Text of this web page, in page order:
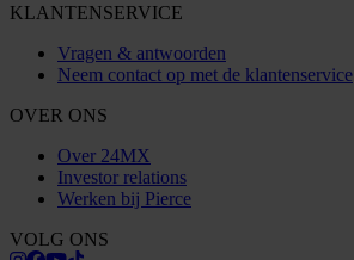
KLANTENSERVICE
Vragen & antwoorden
Neem contact op met de klantenservice
OVER ONS
Over 24MX
Investor relations
Werken bij Pierce
VOLG ONS